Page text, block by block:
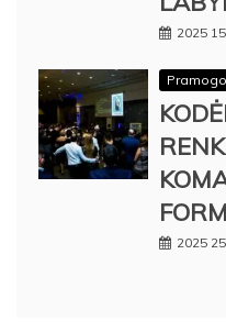
2025
2025